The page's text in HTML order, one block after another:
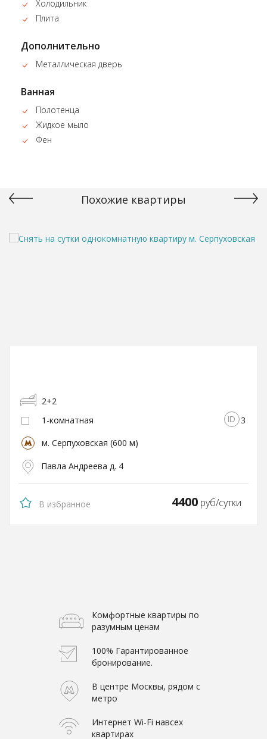
Холодильник
Плита
Дополнительно
Металлическая дверь
Ванная
Полотенца
Жидкое мыло
Фен
Похожие квартиры
2+2
1-комнатная
3
м. Серпуховская (600 м)
Павла Андреева д. 4
В избранное 4400 руб/сутки
Комфортные квартиры по
разумным ценам
100% Гарантированное
бронирование.
В центре Москвы, рядом с
метро
Интернет Wi-Fi навсех
квартирах